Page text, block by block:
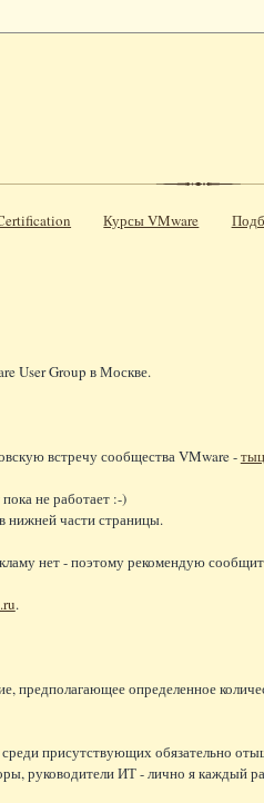
Курсы VMware
User Group в Москве.
встречу сообщества VMware -тыц
не работает :-)
нижней части страницы.
нет - поэтому рекомендую
.
предполагающее определенное
присутствующих обязательно
руководители ИТ - лично я каждый